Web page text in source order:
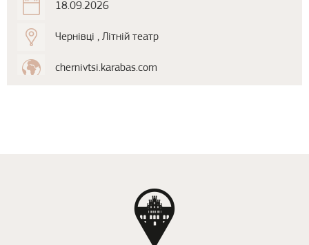
18.09.2026
Чернівці , Літній театр
chernivtsi.karabas.com